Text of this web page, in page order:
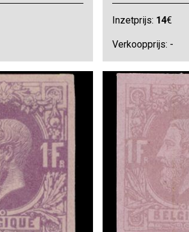
Inzetprijs: 14€
Verkoopprijs: -